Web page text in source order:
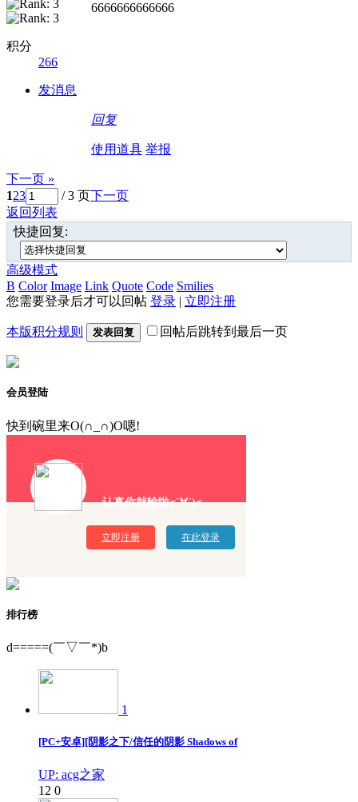
积分
266
发消息
6666666666666
回复
使用道具 举报
下一页 »
123 / 3 页下一页
返回列表
快捷回复:
高级模式
B Color Image Link Quote Code Smilies
您需要登录后才可以回帖 登录 | 立即注册
本版积分规则 发表回复 回帖后跳转到最后一页
会员登陆
快到碗里来O(∩_∩)O嗯!
认真你就输啦σ`∀´)σ
立即注册 在此登录
排行榜
d=====(￣▽￣*)b
1
[PC+安卓][阴影之下/信任的阴影 Shadows of
UP: acg之家
12 0